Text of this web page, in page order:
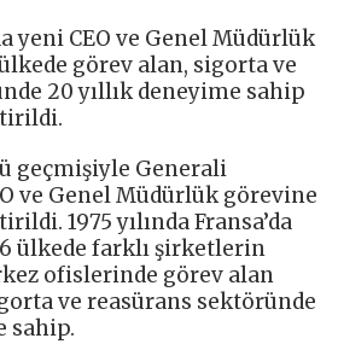
yeni CEO ve Genel Müdürlük
görev alan, sigorta ve
20 yıllık deneyime sahip
geçmişiyle Generali
ve Genel Müdürlük görevine
1975 yılında Fransa’da
ülkede farklı şirketlerin
ofislerinde görev alan
ve reasürans sektöründe
sahip.